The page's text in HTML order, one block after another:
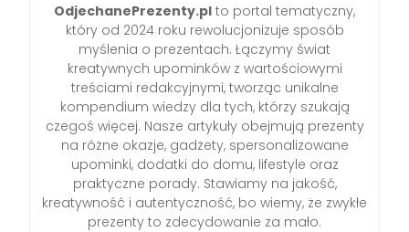
OdjechanePrezenty.pl to portal tematyczny,
który od 2024 roku rewolucjonizuje sposób
myślenia o prezentach. Łączymy świat
kreatywnych upominków z wartościowymi
treściami redakcyjnymi, tworząc unikalne
kompendium wiedzy dla tych, którzy szukają
czegoś więcej. Nasze artykuły obejmują prezenty
na różne okazje, gadżety, spersonalizowane
upominki, dodatki do domu, lifestyle oraz
praktyczne porady. Stawiamy na jakość,
kreatywność i autentyczność, bo wiemy, że zwykłe
prezenty to zdecydowanie za mało.